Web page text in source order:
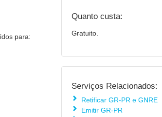
para:
Quanto custa:
Gratuito.
Serviços Relacionados:
Retificar GR-PR e GNRE
Emitir GR-PR